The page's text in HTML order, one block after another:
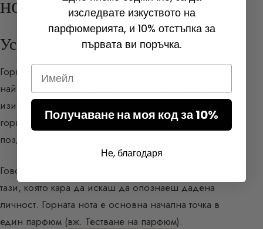
Усмивката на парфюма
Горната нота, макар и мимолетна, е без съмнение
най-важната и най-сложната за изработване, тъй като
изисква перфектна настройка. Можем да оприличим
горните ноти на предястие преди хранене или на
поздрав при първа среща.
Говори се и за „
тази, която кара да искаш да опознаеш дадена
личност. Горната нота е основна начална точка в
един парфюм (вж. Тестване на парфюм).
изследвате изкуството на
парфюмерията, и 10% отстъпка за
първата ви поръчка.
Получаване на моя код за 10%
Не, благодаря